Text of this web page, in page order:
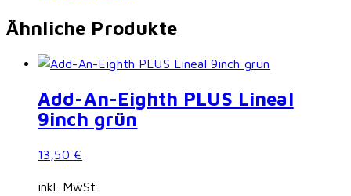
Ähnliche Produkte
Add-An-Eighth PLUS Lineal
9inch grün
13,50 €
inkl. MwSt.